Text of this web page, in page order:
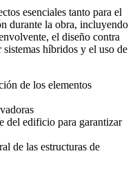
esenciales tanto para el
durante la obra, incluyendo
el diseño contra
híbridos y el uso de
de los elementos
del edificio para garantizar
de las estructuras de